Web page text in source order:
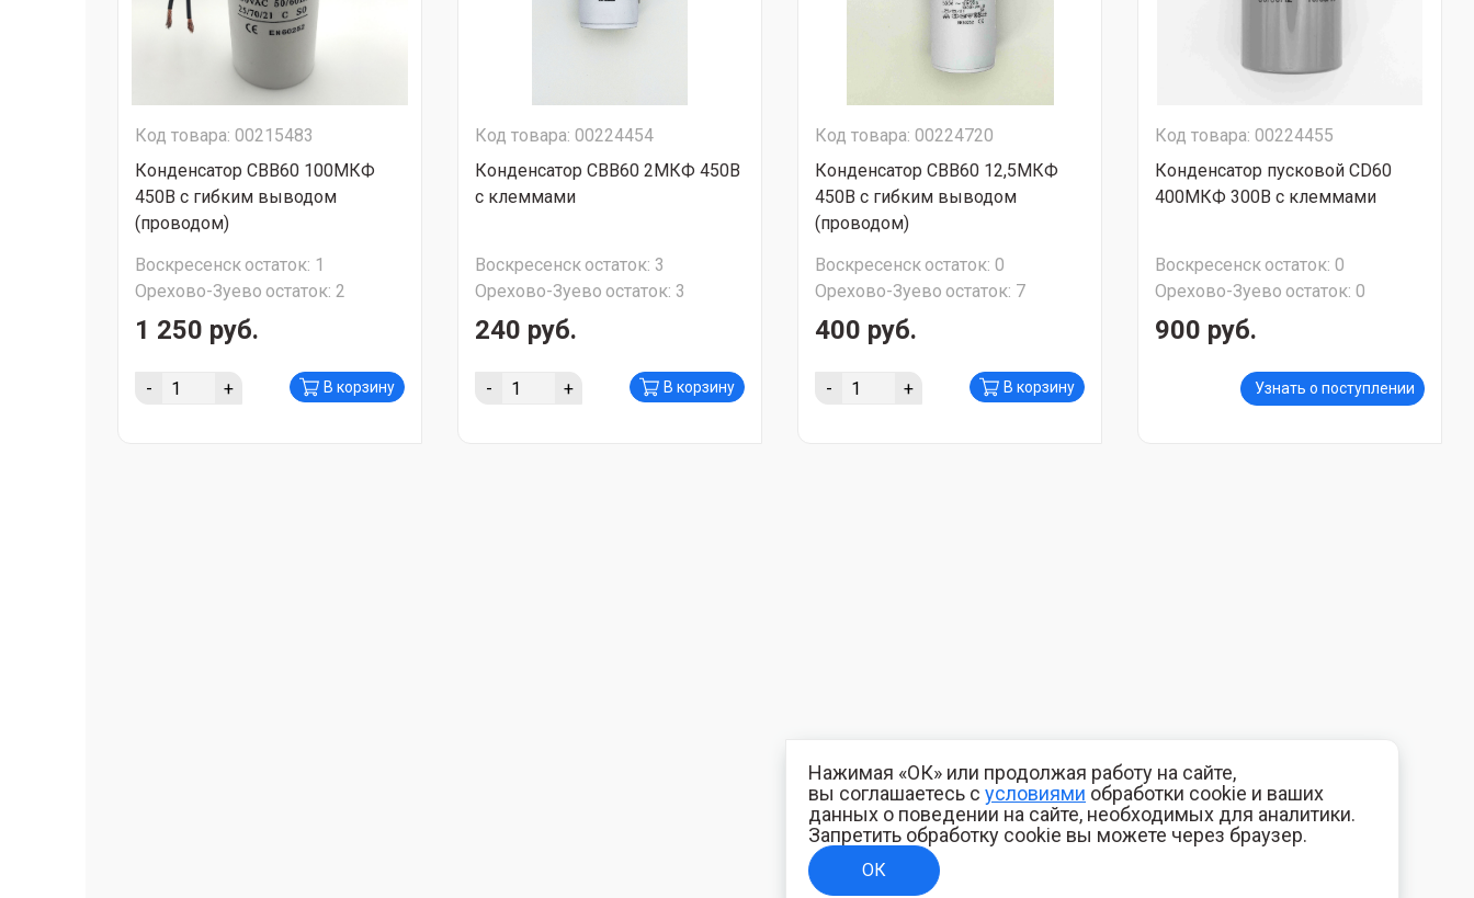
Код товара: 00215483
Конденсатор CBB60 100МКФ
450В с гибким выводом
(проводом)
Воскресенскостаток: 1
Орехово-Зуево остаток: 2
1 250 руб.
- + В корзину
Код товара: 00224454
Конденсатор CBB60 2МКФ 450В
с клеммами
Воскресенскостаток: 3
Орехово-Зуево остаток: 3
240 руб.
- + В корзину
Код товара: 00224720
Конденсатор CBB60 12,5МКФ
450В с гибким выводом
(проводом)
Воскресенскостаток: 0
Орехово-Зуево остаток: 7
400 руб.
- + В корзину
Код товара: 00224455
Конденсатор пусковой CD60
400МКФ 300В с клеммами
Воскресенскостаток: 0
Орехово-Зуево остаток: 0
900 руб.
Узнать о поступлении
Нажимая «ОК» или продолжая работу на сайте,
вы соглашаетесь с условиями обработки cookie и ваших
данных о поведении на сайте, необходимых для аналитики.
Запретить обработку cookie вы можете через браузер.
ОК